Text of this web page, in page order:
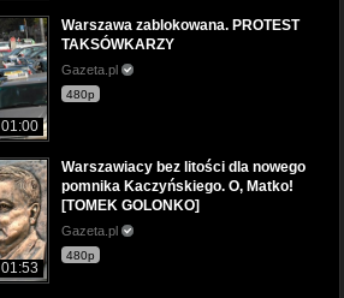
01:00
Warszawa zablokowana. PROTEST
TAKSÓWKARZY
Gazeta.pl
480p
01:53
Warszawiacy bez litości dla nowego
pomnika Kaczyńskiego. O, Matko!
[TOMEK GOLONKO]
Gazeta.pl
480p